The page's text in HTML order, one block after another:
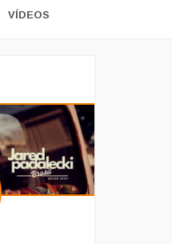
VÍDEOS